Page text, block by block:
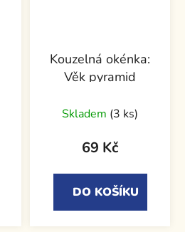
Kouzelná okénka:
Věk pyramid
Skladem (3 ks)
69 Kč
DO KOŠÍKU